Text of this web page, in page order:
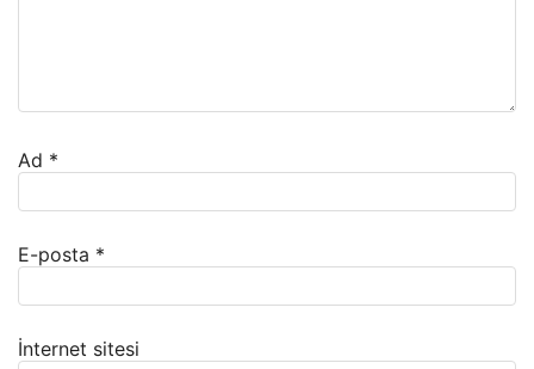
Ad *
E-posta *
İnternet sitesi